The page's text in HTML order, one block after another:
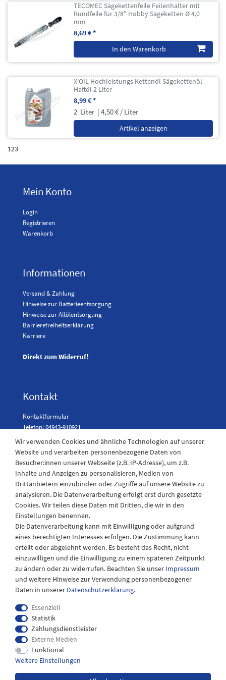
TECOMEC Sägekettenfeile Feilenhalter mit
Rundfeile für 3/8" Hobby Sägeketten Ø 4,0
mm
8,69 € *
In den Warenkorb
X'OIL Hochleistungs Kettenöl Sägekettenöl
Haftöl 2 Liter
8,99 € *
2 Liter | 4,50 € / Liter
Artikel anzeigen
123
Mein Konto
Login
Registrieren
Warenkorb
Informationen
Versand & Zahlung
Hinweise zur Batterieentsorgung
Hinweise zur Altölentsorgung
Barrierefreiheitserklärung
Karriere
Direkt zum Widerruf!
Kontakt
Kontaktformular
Telefon: 04943-910921
Laden Öffnungszeiten
Montag - Freitag
08:30 - 12:30 und 13.00 - 17.30 Uhr
Samstags
08:30 bis 12:30 Uhr
Impressum
Widerrufs­recht
Wir verwenden Cookies und ähnliche Technologien auf unserer
Website und verarbeiten personenbezogene Daten von
Besucher:innen unserer Webseite (z.B. IP-Adresse), um z.B.
Inhalte und Anzeigen zu personalisieren, Medien von
Drittanbietern einzubinden oder Zugriffe auf unsere Website zu
analysieren. Die Datenverarbeitung erfolgt erst durch gesetzte
Cookies. Wir teilen diese Daten mit Dritten, die wir in den
Einstellungen benennen.
Die Datenverarbeitung kann mit Einwilligung oder aufgrund
eines berechtigten Interesses erfolgen. Die Zustimmung kann
erteilt oder abgelehnt werden. Es besteht das Recht, nicht
einzuwilligen und die Einwilligung zu einem späteren Zeitpunkt
zu ändern oder zu widerrufen. Beachten Sie unser Impressum
und weitere Hinweise zur Verwendung personenbezogener
Daten in unserer Daten­schutz­erklärung.
Essenziell
Statistik
Zahlungsdienstleister
Externe Medien
Funktional
Weitere Einstellungen